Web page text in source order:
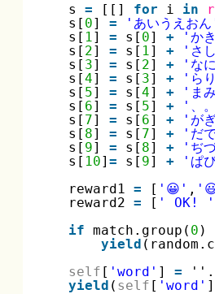
s = [[] for i in
s[ 0] = 'あいうえお
s[ 1] = s[ 0] + 'か
s[ 2] = s[ 1] + 'さ
s[ 3] = s[ 2] + 'な
s[4] = s[ 3] + 'ら
s[ 5] = s[4] + 'ま
s[ 6] = s[ 5] + '、
s[ 7] = s[ 6] + 'が
s[ 8] = s[ 7] + 'だ
s[ 9] = s[ 8] +
'ぢ
s[ 10] = s[ 9] + 'ぱ
reward1 = [ '😀' ,
reward2 = [ ' OK! '
if match.group( 0 )
yield
self [ 'word' ] =
yield ( self [ 'word'